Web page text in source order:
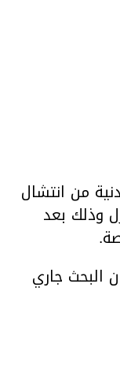
من انتشال
وذلك بعد
البحث جاري